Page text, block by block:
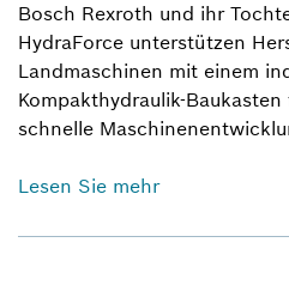
Bosch Rexroth und ihr
HydraForce unterstützen
Landmaschinen mit einem
Kompakthydraulik-
schnelle
Lesen Sie mehr